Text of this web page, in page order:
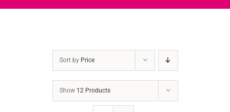
Sort by Price
Show 12 Products